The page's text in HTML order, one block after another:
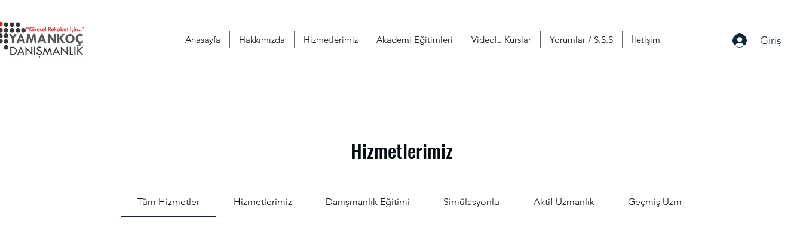
Anasayfa Hakkımızda Hizmetlerimiz Akademi Eğitimleri Videolu Kurslar Yorumlar / S.S.S İletişim Giriş
Hizmetlerimiz
Tüm Hizmetler Hizmetlerimiz Danışmanlık Eğitimi Simülasyonlu Aktif Uzmanlık Geçmiş Uzmanlık